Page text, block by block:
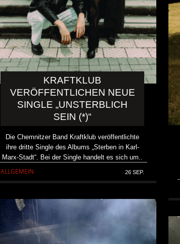
KRAFTKLUB
VERÖFFENTLICHEN NEUE
SINGLE „UNSTERBLICH
SEIN (*)“
Die Chemnitzer Band Kraftklub veröffentlichte
ihre dritte Single des Albums „Sterben in Karl-
Marx-Stadt“. Bei der Single handelt es sich um..
ALLGEMEIN 26 SEP.